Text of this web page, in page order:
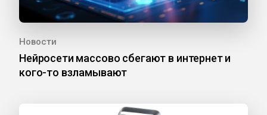
Новости
Нейросети массово сбегают в интернет и
кого-то взламывают